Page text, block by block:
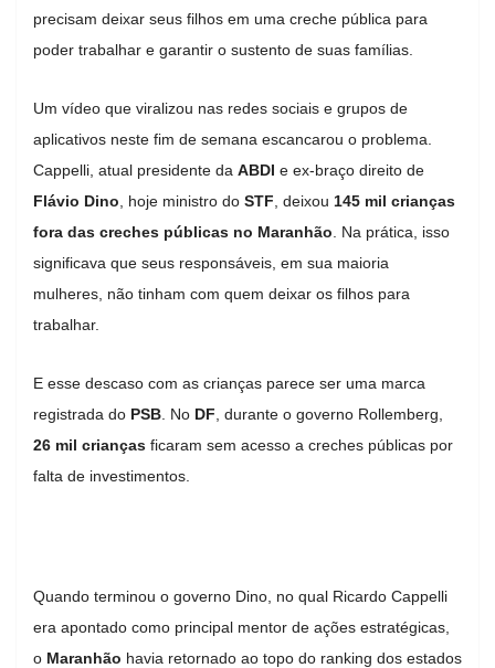
precisam deixar seus filhos em uma creche pública para
poder trabalhar e garantir o sustento de suas famílias.
Um vídeo que viralizou nas redes sociais e grupos de
aplicativos neste fim de semana escancarou o problema.
Cappelli, atual presidente da ABDI e ex-braço direito de
Flávio Dino , hoje ministro do STF , deixou 145 mil crianças
fora das creches públicas no Maranhão . Na prática, isso
significava que seus responsáveis, em sua maioria
mulheres, não tinham com quem deixar os filhos para
trabalhar.
E esse descaso com as crianças parece ser uma marca
registrada do PSB . No DF , durante o governo Rollemberg,
26 mil crianças ficaram sem acesso a creches públicas por
falta de investimentos.
Quando terminou o governo Dino, no qual Ricardo Cappelli
era apontado como principal mentor de ações estratégicas,
o Maranhão havia retornado ao topo do ranking dos estados